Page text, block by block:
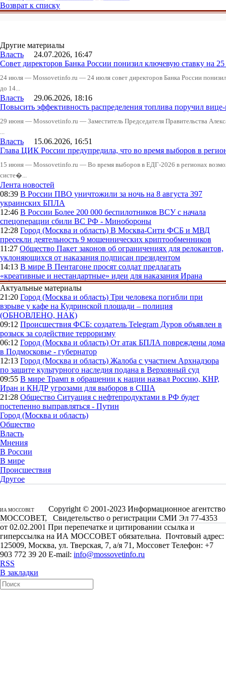
Возврат к списку
Другие материалы
Власть 24.07.2026, 16:47
Совет директоров Банка России понизил ключевую ставку на
24 июля — Mossovetinfo.ru — 24 июля совет директоров Банка России
до 14...
Власть 29.06.2026, 18:16
Повысить эффективность распределения топлива поручил
29 июня — Mossovetinfo.ru — Заместитель Председателя Правительства
...
Власть 15.06.2026, 16:51
Глава ЦИК России предупредила, что во время выборов в
15 июня — Mossovetinfo.ru — Во время выборов в ЕДГ-2026 в регионах
систе�...
Лента новостей
08:39 В России ПВО уничтожили за ночь на 8 августа 397
украинских БПЛА
12:46 В России Более 200 000 беспилотников ВСУ с начала
спецоперации сбили ВС РФ - Минобороны
12:28 Город (Москва и область) В Москва-Сити ФСБ и МВД
пресекли деятельность 9 мошеннических криптообменников
11:27 Общество Пакет законов об ограничениях для релокантов,
уклоняющихся от наказания подписан президентом
14:13 В мире В Пентагоне просят солдат предлагать
«креативные и нестандартные» идеи для наказания Ирана
Актуальные материалы
21:20 Город (Москва и область) Три человека погибли при
взрыве у кафе на Кудринской площади – полиция
(ОБНОВЛЕНО, НАК)
09:12 Происшествия ФСБ: создатель Telegram Дуров объявлен в
розыск за содействие терроризму
06:12 Город (Москва и область) От атак БПЛА повреждены дома
в Подмосковье - губернатор
12:13 Город (Москва и область) Жалоба с участием Архнадзора
по защите культурного наследия подана в Верховный суд
09:55 В мире Трамп в обращении к нации назвал Россию, КНР,
Иран и КНДР угрозами для выборов в США
21:28 Общество Ситуация с нефтепродуктами в РФ будет
постепенно выправляться - Путин
Город (Москва и область)
Общество
Власть
Мнения
В России
В мире
Происшествия
Другое
ИА МОССОВЕТ
Copyright © 2001-2023 Информационное агентство
МОССОВЕТ, Свидетельство о регистрации СМИ Эл 77-4353
от 02.02.2001 При перепечатке и цитировании ссылка и
гиперссылка на ИА МОССОВЕТ обязательна. Почтовый адрес:
125009, Москва, ул. Тверская, 7, а/я 71, Моссовет Телефон: +7
903 772 39 20 E-mail: info@mossovetinfo.ru
RSS
В закладки